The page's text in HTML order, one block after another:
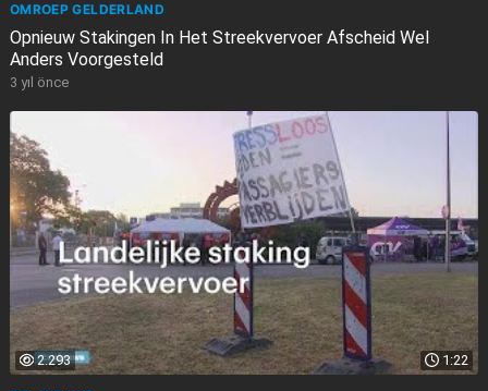
OMROEP GELDERLAND
Opnieuw Stakingen In Het Streekvervoer Afscheid Wel
Anders Voorgesteld
3 yıl önce
1:22
2.293